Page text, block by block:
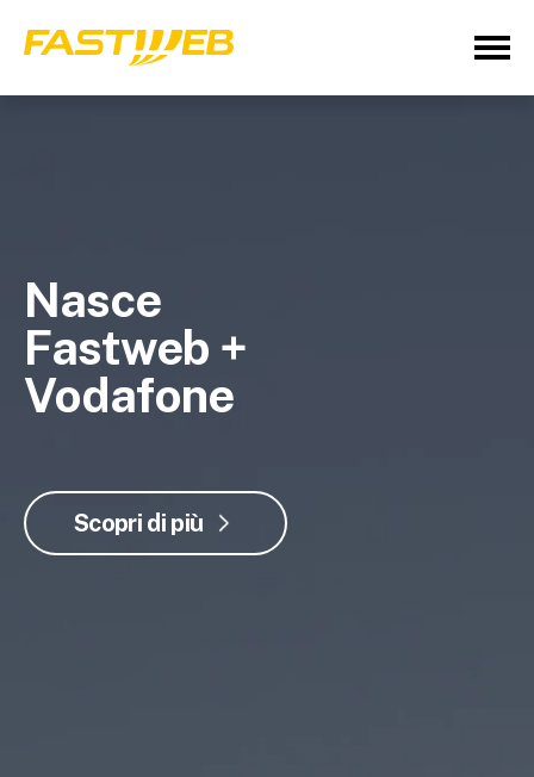
Nasce
Fastweb +
Vodafone
Scopri di più